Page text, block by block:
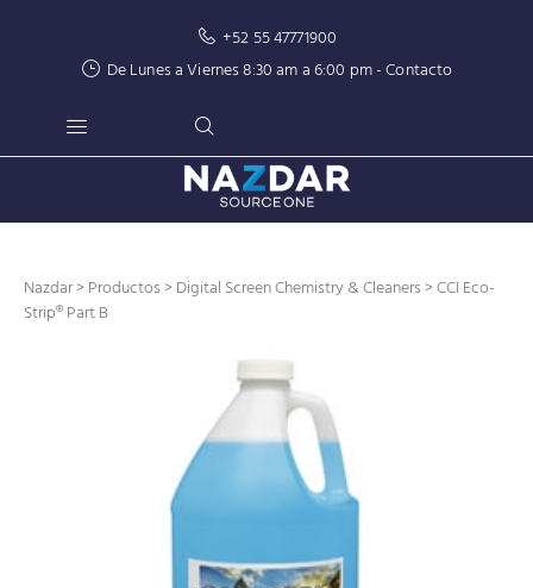
+52 55 47771900
De Lunes a Viernes 8:30 am a 6:00 pm -Contacto
Nazdar>Productos>Digital Screen Chemistry & Cleaners> CCI Eco-
Strip® Part B